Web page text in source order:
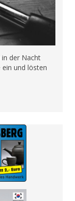
in der Nacht
und lösten